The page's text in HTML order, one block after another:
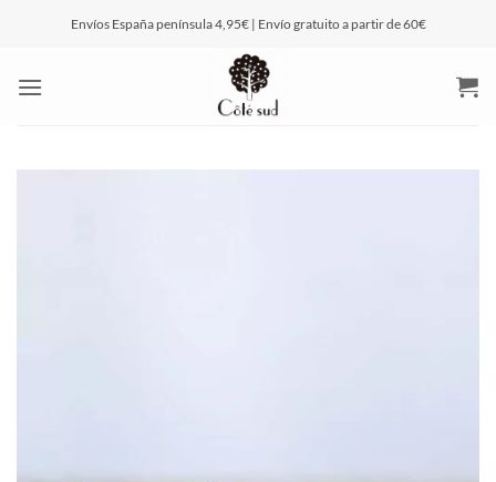
Envíos España península 4,95€ | Envío gratuito a partir de 60€